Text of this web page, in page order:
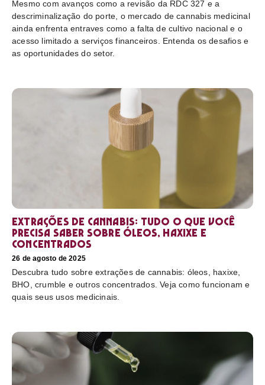
Mesmo com avanços como a revisão da RDC 327 e a
descriminalização do porte, o mercado de cannabis medicinal
ainda enfrenta entraves como a falta de cultivo nacional e o
acesso limitado a serviços financeiros. Entenda os desafios e
as oportunidades do setor.
Extrações de cannabis: tudo o que você
precisa saber sobre óleos, haxixe e
concentrados
26 de agosto de 2025
Descubra tudo sobre extrações de cannabis: óleos, haxixe,
BHO, crumble e outros concentrados. Veja como funcionam e
quais seus usos medicinais.